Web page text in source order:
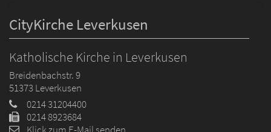
CityKirche Leverkusen
Katholische Kirche in Leverkusen
Breidenbachstr. 9
51373Leverkusen
0214 31204400
0214 8923684